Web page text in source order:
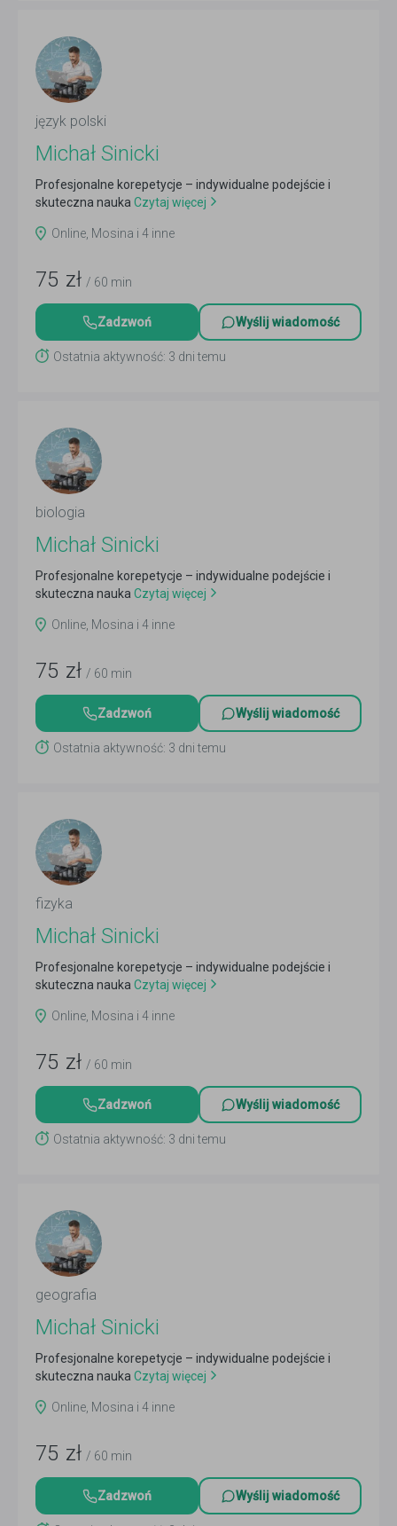
język polski
Michał Sinicki
Profesjonalne korepetycje – indywidualne podejście i
skuteczna nauka Czytaj więcej
Online, Mosina i 4 inne
75 zł / 60 min
Zadzwoń Wyślij wiadomość
Ostatnia aktywność: 3 dni temu
biologia
Michał Sinicki
Profesjonalne korepetycje – indywidualne podejście i
skuteczna nauka Czytaj więcej
Online, Mosina i 4 inne
75 zł / 60 min
Zadzwoń Wyślij wiadomość
Ostatnia aktywność: 3 dni temu
fizyka
Michał Sinicki
Profesjonalne korepetycje – indywidualne podejście i
skuteczna nauka Czytaj więcej
Online, Mosina i 4 inne
75 zł / 60 min
Zadzwoń Wyślij wiadomość
Ostatnia aktywność: 3 dni temu
geografia
Michał Sinicki
Profesjonalne korepetycje – indywidualne podejście i
skuteczna nauka Czytaj więcej
Online, Mosina i 4 inne
75 zł / 60 min
Zadzwoń Wyślij wiadomość